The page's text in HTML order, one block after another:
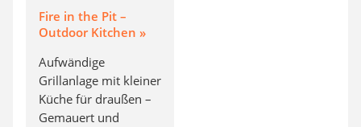
Fire in the Pit –
Outdoor Kitchen »
Aufwändige
Grillanlage mit kleiner
Küche für draußen –
Gemauert und